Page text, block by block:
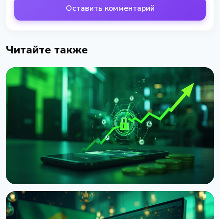
Оставить комментарий
Читайте также
НОВОСТЬ
Финансовый регулятор Японии просит биржи